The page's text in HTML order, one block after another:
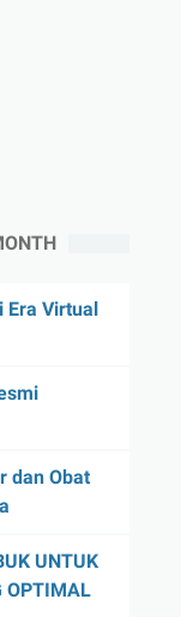
Virtual
dan Obat
UNTUK
OPTIMAL